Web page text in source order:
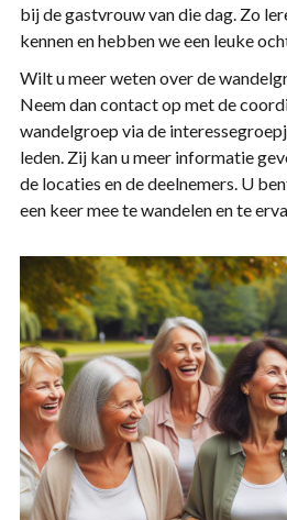
bij de gastvrouw van die dag. Zo
kennen en hebben we een leuke
Wilt u meer weten over de
Neem dan contact op met de
wandelgroep via de
leden. Zij kan u meer informatie
de locaties en de deelnemers. U
een keer mee te wandelen en te